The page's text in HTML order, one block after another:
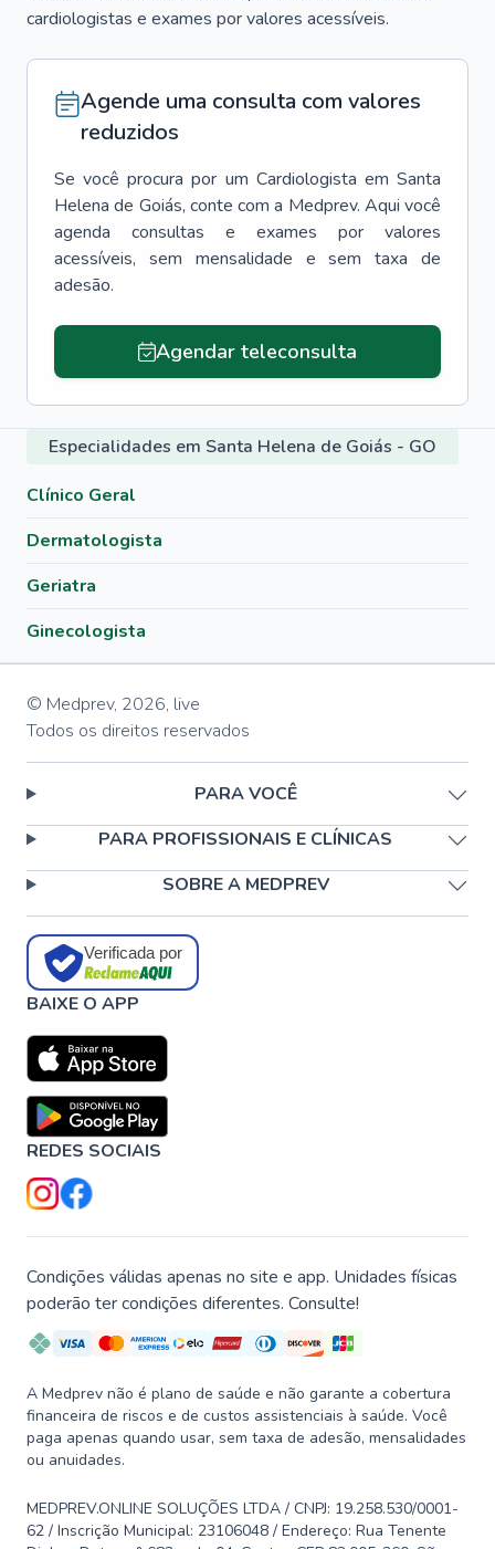
cardiologistas e exames por valores acessíveis.
Agende uma consulta com valores
reduzidos
Se você procura por um Cardiologista em Santa
Helena de Goiás, conte com a Medprev. Aqui você
agenda consultas e exames por valores
acessíveis, sem mensalidade e sem taxa de
adesão.
Agendar teleconsulta
Especialidades em Santa Helena de Goiás - GO
Clínico Geral
Dermatologista
Geriatra
Ginecologista
© Medprev, 2026, live
Todos os direitos reservados
PARA VOCÊ
PARA PROFISSIONAIS E CLÍNICAS
SOBRE A MEDPREV
Verificada por
BAIXE O APP
REDES SOCIAIS
Condições válidas apenas no site e app. Unidades físicas
poderão ter condições diferentes. Consulte!
A Medprev não é plano de saúde e não garante a cobertura
financeira de riscos e de custos assistenciais à saúde. Você
paga apenas quando usar, sem taxa de adesão, mensalidades
ou anuidades.
MEDPREV.ONLINE SOLUÇÕES LTDA / CNPJ: 19.258.530/0001-
62 / Inscrição Municipal: 23106048 / Endereço: Rua Tenente